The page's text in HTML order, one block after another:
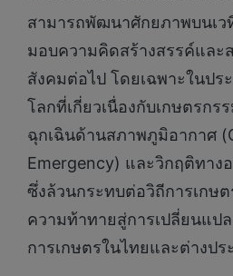
สามารถพัฒนาศักยภาพบนเว
มอบความคิดสร้างสรรค์และ
สังคมต่อไป โดยเฉพาะในปร
โลกที่เกี่ยวเนื่องกับเกษตรก
ฉุกเฉินด้านสภาพภูมิอากาศ
Emergency) และวิกฤติทาง
ซึ่งล้วนกระทบต่อวิถีการเกษ
ความท้าทายสู่การเปลี่ยนแป
การเกษตรในไทยและต่างปร